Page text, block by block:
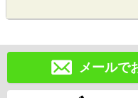
メールで